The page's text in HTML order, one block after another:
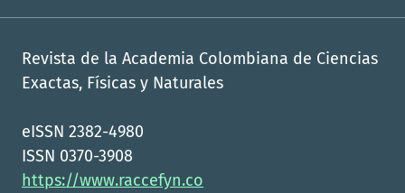
Revista de la Academia Colombiana de Ciencias
Exactas, Físicas y Naturales
eISSN 2382-4980
ISSN 0370-3908
https://www.raccefyn.co